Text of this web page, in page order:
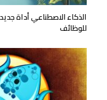
الذكاء الاصطناعي أداة
للوظائف